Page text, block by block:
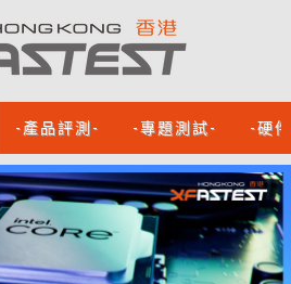
-產品評測- -專題測試- -硬